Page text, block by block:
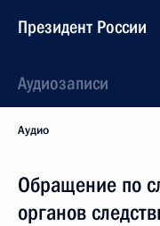
Президент России
Аудиозаписи
Аудио
Обращение по
органов